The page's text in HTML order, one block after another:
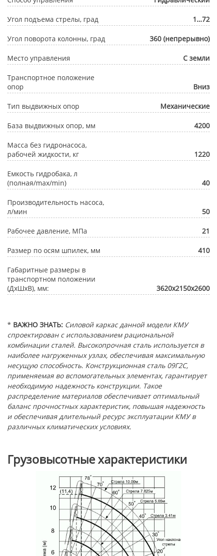
Угол подъема стрелы, град 1…72
Угол поворота колонны, град 360 (непрерывно)
Место управления С земли
Транспортное положение
опор
Вниз
Тип выдвижных опор Механические
База выдвижных опор, мм 4200
Масса без гидронасоса,
рабочей жидкости, кг
1220
Емкость гидробака, л
(полная/max/min)
40
Производительность насоса,
л/мин
50
Рабочее давление, МПа 21
Размер по осям шпилек, мм 410
Габаритные размеры в
транспортном положении
(ДхШхВ), мм:
3620х2150х2600
* ВАЖНО ЗНАТЬ: Силовой каркас данной модели КМУ
спроектирован с использованием рациональной
комбинации сталей. Высокопрочная сталь используется в
наиболее нагруженных узлах, обеспечивая максимальную
несущую способность. Конструкционная сталь 09Г2С,
применяемая во вспомогательных элементах, гарантирует
необходимую надежность конструкции. Такое
распределение материалов обеспечивает оптимальный
баланс прочностных характеристик, повышая надежность
и обеспечивая длительный ресурс эксплуатации КМУ в
различных климатических условиях.
Грузовысотные характеристики